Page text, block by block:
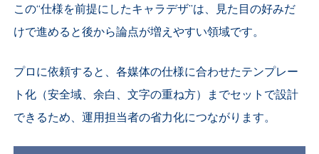
この“仕様を前提にしたキャラデザ”は、見た目の好みだ
けで進めると後から論点が増えやすい領域です。
プロに依頼すると、各媒体の仕様に合わせたテンプレー
ト化（安全域、余白、文字の重ね方）までセットで設計
できるため、運用担当者の省力化につながります。